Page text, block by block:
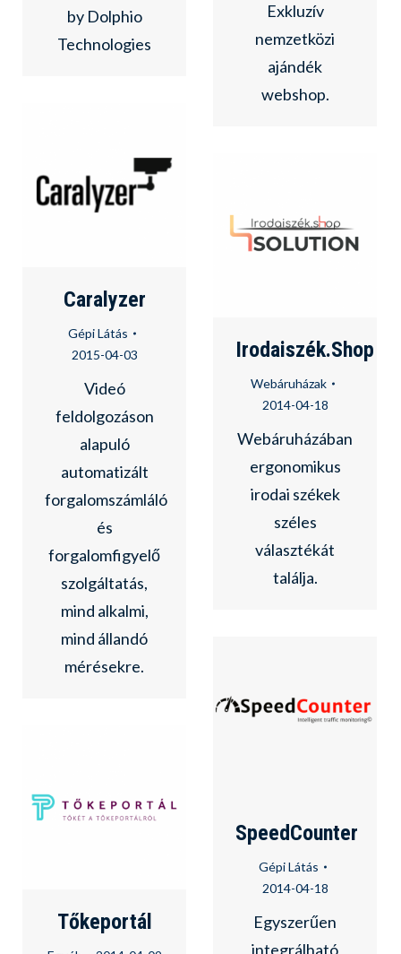
by Dolphio
Technologies
Exkluzív
nemzetközi
ajándék
webshop.
Caralyzer
Gépi Látás
2015-04-03
Videó
feldolgozáson
alapuló
automatizált
forgalomszámláló
és
forgalomfigyelő
szolgáltatás,
mind alkalmi,
mind állandó
mérésekre.
Irodaiszék.Shop
Webáruházak
2014-04-18
Webáruházában
ergonomikus
irodai székek
széles
választékát
találja.
SpeedCounter
Gépi Látás
2014-04-18
Egyszerűen
integrálható
Tőkeportál